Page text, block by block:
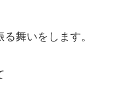
舞いをします。